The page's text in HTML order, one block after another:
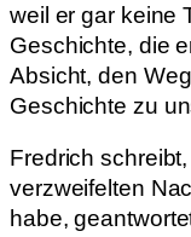
weil er gar keine
Geschichte, die
Absicht, den
Geschichte zu
Fredrich
verzweifelten
habe,